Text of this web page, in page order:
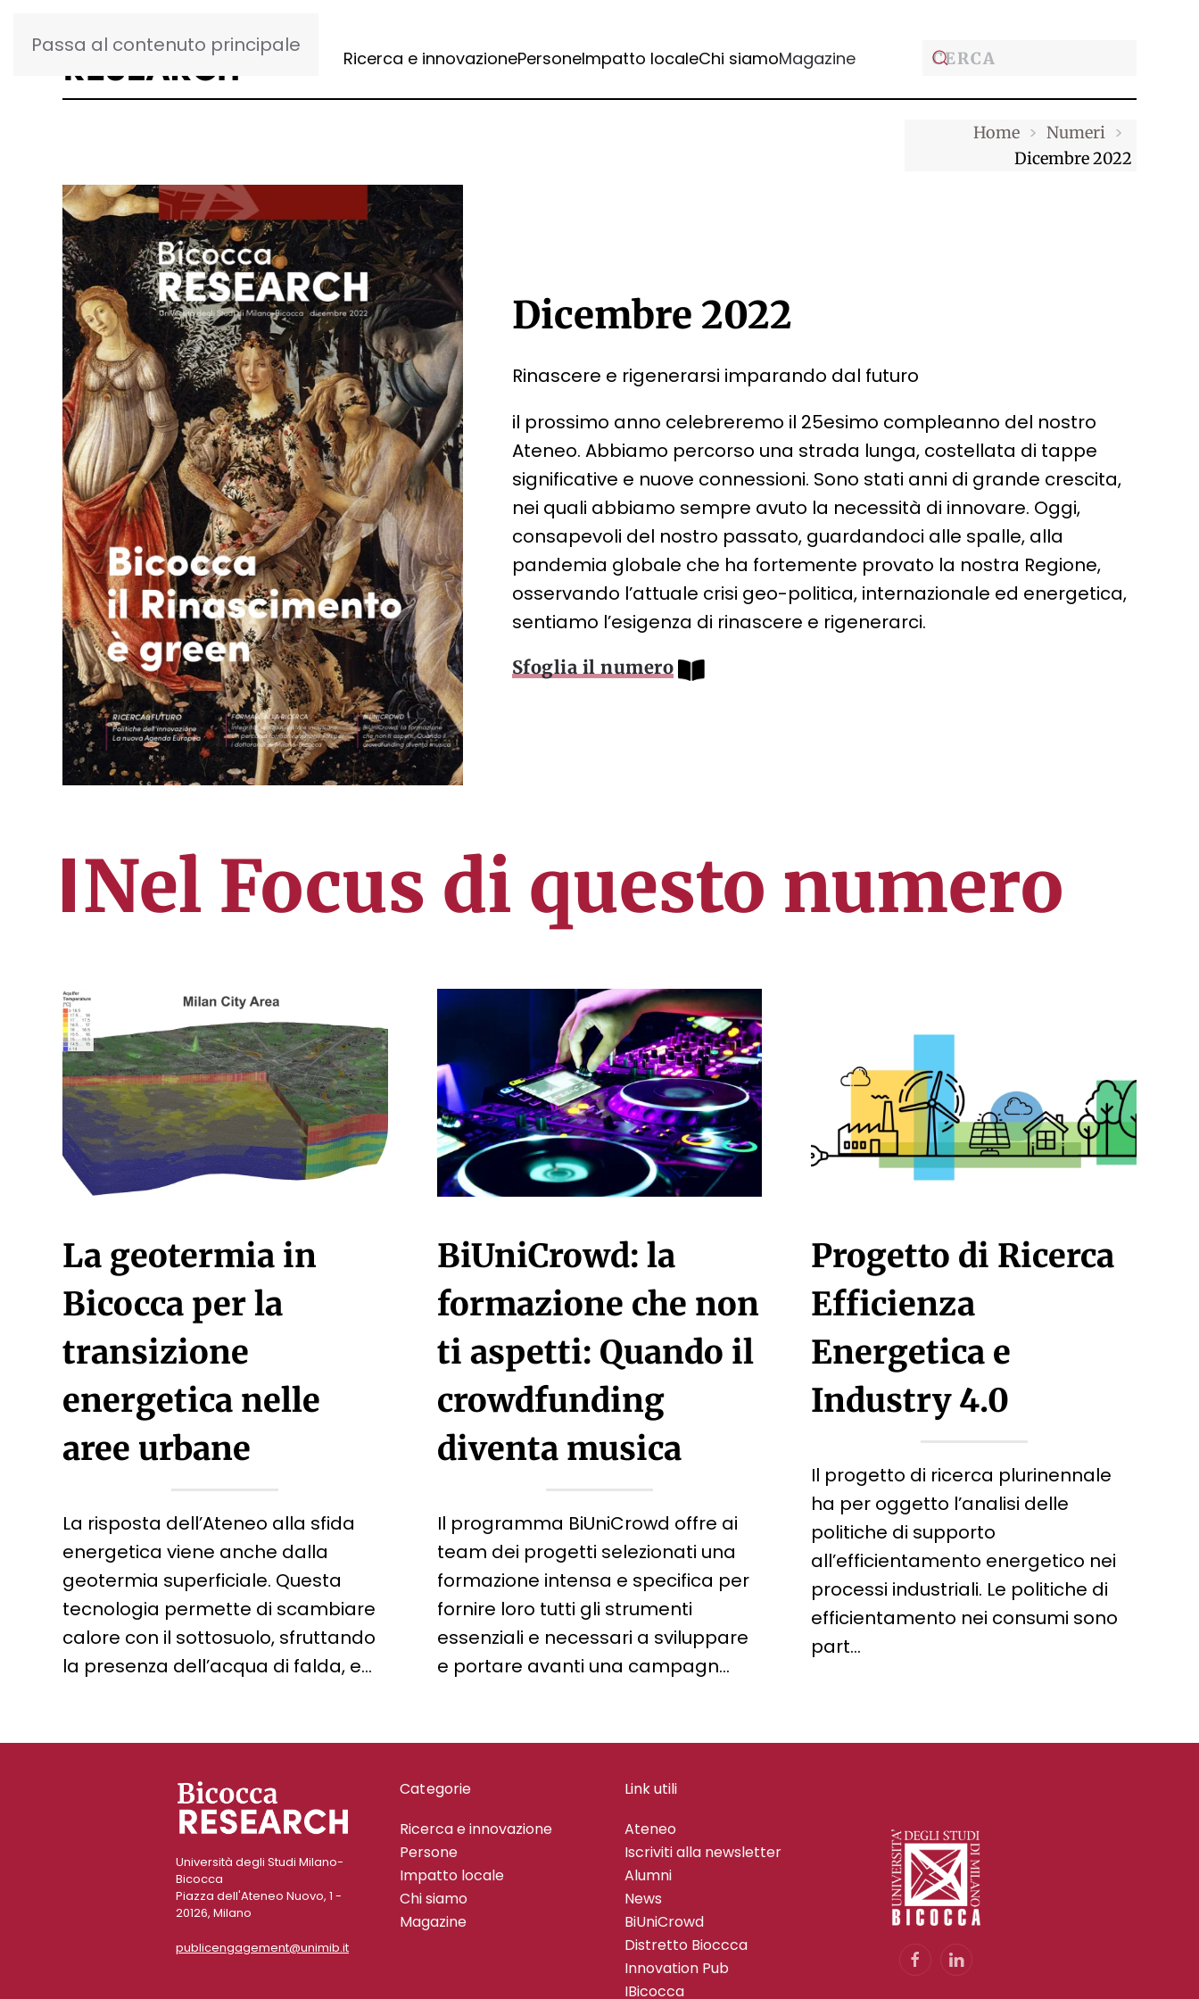
Passa al contenuto principale
Ricerca e innovazionePersoneImpatto localeChi siamoMagazine
Home
Numeri
Dicembre 2022
Dicembre 2022
Rinascere e rigenerarsi imparando dal futuro
il prossimo anno celebreremo il 25esimo compleanno del nostro
Ateneo. Abbiamo percorso una strada lunga, costellata di tappe
significative e nuove connessioni. Sono stati anni di grande crescita,
nei quali abbiamo sempre avuto la necessità di innovare. Oggi,
consapevoli del nostro passato, guardandoci alle spalle, alla
pandemia globale che ha fortemente provato la nostra Regione,
osservando l’attuale crisi geo-politica, internazionale ed energetica,
sentiamo l’esigenza di rinascere e rigenerarci.
Sfoglia il numero
Nel Focus di questo numero
La geotermia in
Bicocca per la
transizione
energetica nelle
aree urbane
La risposta dell’Ateneo alla sfida
energetica viene anche dalla
geotermia superficiale. Questa
tecnologia permette di scambiare
calore con il sottosuolo, sfruttando
la presenza dell’acqua di falda, e…
BiUniCrowd: la
formazione che non
ti aspetti: Quando il
crowdfunding
diventa musica
Il programma BiUniCrowd offre ai
team dei progetti selezionati una
formazione intensa e specifica per
fornire loro tutti gli strumenti
essenziali e necessari a sviluppare
e portare avanti una campagn…
Progetto di Ricerca
Efficienza
Energetica e
Industry 4.0
Il progetto di ricerca plurinennale
ha per oggetto l’analisi delle
politiche di supporto
all’efficientamento energetico nei
processi industriali. Le politiche di
efficientamento nei consumi sono
part…
Università degli Studi Milano-
Bicocca
Piazza dell'Ateneo Nuovo, 1 -
20126, Milano
publicengagement@unimib.it
Categorie
Ricerca e innovazione
Persone
Impatto locale
Chi siamo
Magazine
Link utili
Ateneo
Iscriviti alla newsletter
Alumni
News
BiUniCrowd
Distretto Bioccca
Innovation Pub
IBicocca